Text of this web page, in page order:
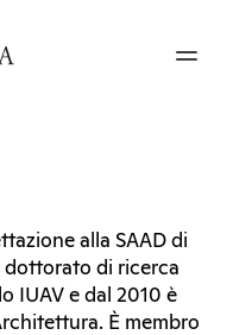
alla SAAD di
dottorato di ricerca
IUAV e dal 2010 è
È membro